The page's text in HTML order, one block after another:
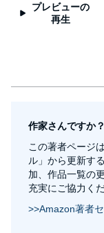
プレビューの
再生
作家さんですか？
この著者ページ
ル」から更新す
加、作品一覧の
充実にご協力くだ
>>Amazon著者